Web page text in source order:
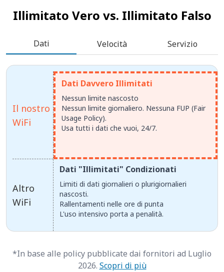
Illimitato Vero vs. Illimitato Falso
Dati Velocità Servizio
Il nostro
WiFi
Altro
WiFi
Dati Davvero Illimitati
Nessun limite nascosto
Nessun limite giornaliero. Nessuna FUP (Fair
Usage Policy).
Usa tutti i dati che vuoi, 24/7.
Dati "Illimitati" Condizionati
Limiti di dati giornalieri o plurigiornalieri
nascosti.
Rallentamenti nelle ore di punta
L'uso intensivo porta a penalità.
*In base alle policy pubblicate dai fornitori ad Luglio
2026. Scopri di più